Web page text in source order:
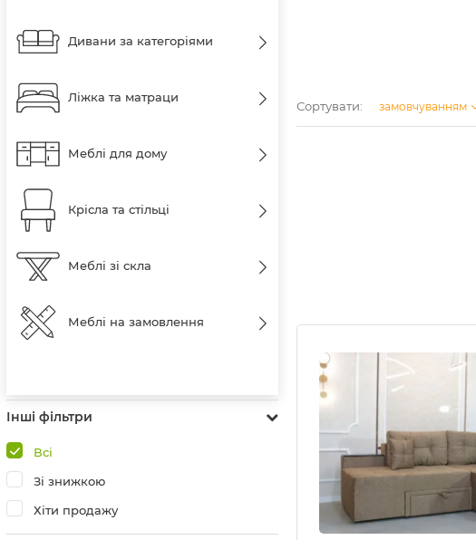
Дивани за категоріями
Ліжка та матраци
Меблі для дому
Крісла та стільці
Меблі зі скла
Меблі на замовлення
Інші фільтри
Всі
Зі знижкою
Хіти продажу
Сортувати: замовчуванням